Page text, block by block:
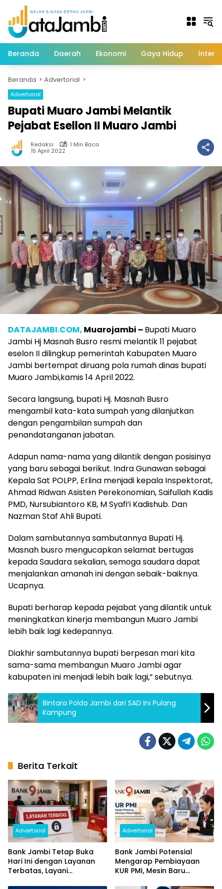
Langsung
konten
Beranda Daerah Ekonomi Gaya Hidup
Beranda Advertorial
Advertorial
Bupati Muaro Jambi Melantik
Pejabat Esellon II Muaro Jambi
Redaksi
1 Min Baca
15 April 2022
DATAJAMBI.COM, Muarojambi – Bupati Muaro
Jambi Hj Masnah Busro resmi melantik 11 pejabat
eselon II dilingkup pemerintah Kabupaten Muaro
Jambi bertempat diruang pola rumah dinas bupati
Muaro Jambi,kamis 14 April 2022.
Secara langsung, bupati Hj. Masnah Busro
mengambil kata-kata sumpah yang dilanjutkan
dengan pengambilan sumpah dan
penandatanganan jabatan.
Adapun nama-nama yang dilantik dengan posisinya
yang baru sebagai berikut. Indra Gunawan sebagai
Kepala Sat POLPP, Erlina menjadi kepala Inspektorat,
Ahmad Ridwan Asisten Perekonomian, Saifullah Kadis
PMD, Nursubiantoro KB, M Syafi’i Kadishub. Dan
Nazman Staf Ahli Bupati.
Dalam sambutannya sambutannya Bupati Hj.
Masnah busro mengucapkan selamat bertugas
kepada Saudara sekalian, semoga saudara dapat
menjalankan amanah ini dengan sebaik-baiknya.
Ucapnya.
Bupati berharap kepada pejabat yang dilantik untuk
meningkatkan kinerja membangun Muaro Jambi
lebih baik lagi kedepannya.
Diakhir sambutannya bupati berpesan mari kita
sama-sama membangun Muaro Jambi agar
kabupaten ini menjadi lebih baik lagi,” sebutnya.
Bintara Polda Jambi dari SAD Ini Pulang
Kampung
Berita Terkait
Advertorial
Bank Jambi Tetap Buka
Hari Ini dengan Layanan
Terbatas, Layani
Advertorial
Bank Jambi Potensial
Mengarap Pembiayaan
KUR PMI, Mesin Baru